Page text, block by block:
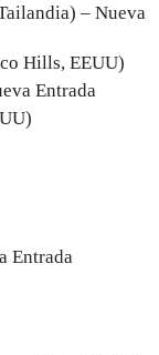
– Nueva
Hills, EEUU)
Entrada
Entrada